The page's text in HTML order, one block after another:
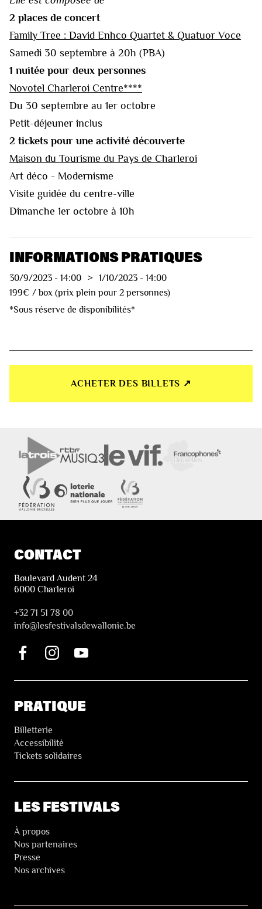
2 places de concert
Family Tree : David Enhco Quartet & Quatuor Voce
Samedi 30 septembre à 20h (PBA)
1 nuitée pour deux personnes
Novotel Charleroi Centre****
Du 30 septembre au 1er octobre
Petit-déjeuner inclus
2 tickets pour une activité découverte
Maison du Tourisme du Pays de Charleroi
Art déco - Modernisme
Visite guidée du centre-ville
Dimanche 1er octobre à 10h
INFORMATIONS PRATIQUES
30/9/2023 - 14:00 > 1/10/2023 - 14:00
199€ / box (prix plein pour 2 personnes)
*Sous réserve de disponibilités*
ACHETER DES BILLETS ↗︎
CONTACT
Boulevard Audent 24
6000 Charleroi
+32 71 51 78 00
info@lesfestivalsdewallonie.be
PRATIQUE
Billetterie
Accessibilité
Tickets solidaires
LES FESTIVALS
À propos
Nos partenaires
Presse
Nos archives